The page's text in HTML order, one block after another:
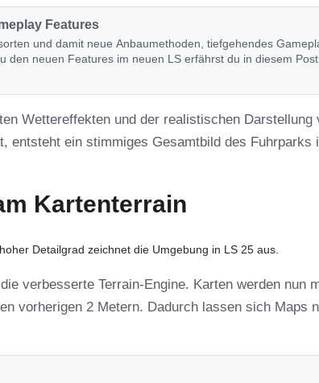
Features
und damit neue Anbaumethoden, tiefgehendes
den neuen Features im neuen LS erfährst du in diesem Post.
Wettereffekten und der realistischen
entsteht ein stimmiges Gesamtbild des Fuhrparks
Kartenterrain
Detailgrad zeichnet die Umgebung in LS 25 aus.
verbesserte Terrain-Engine. Karten werden nun
vorherigen 2 Metern. Dadurch lassen sich Maps